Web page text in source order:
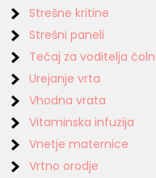
Strešne kritine
Strešni paneli
Tečaj za voditelja
Urejanje vrta
Vhodna vrata
Vitaminska infuzija
Vnetje maternice
Vrtno orodje